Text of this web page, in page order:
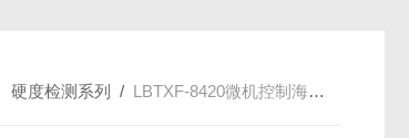
硬度检测系列 / LBTXF-8420微机控制海绵压陷硬度试验机